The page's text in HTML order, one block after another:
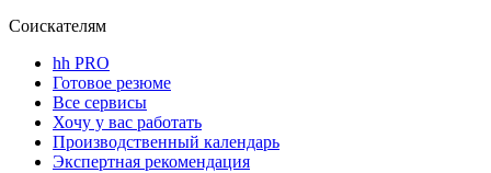
Соискателям
hh PRO
Готовое резюме
Все сервисы
Хочу у вас работать
Производственный календарь
Экспертная рекомендация